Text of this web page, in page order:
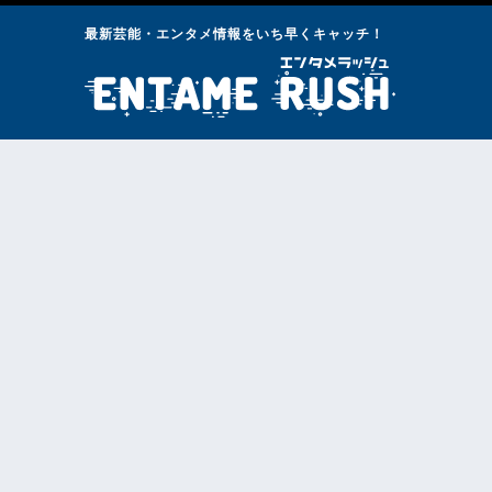
最新芸能・エンタメ情報をいち早くキャッチ！